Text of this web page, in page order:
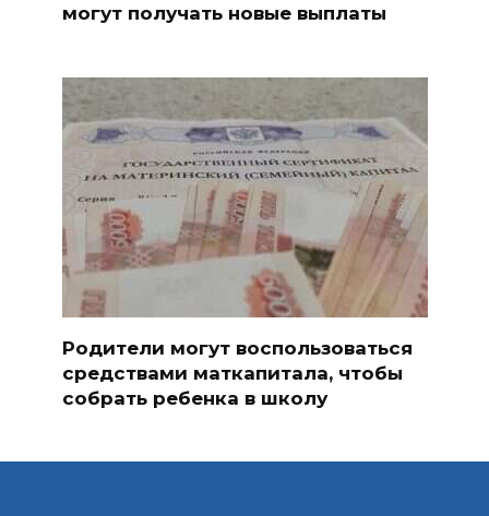
могут получать новые выплаты
Родители могут воспользоваться
средствами маткапитала, чтобы
собрать ребенка в школу